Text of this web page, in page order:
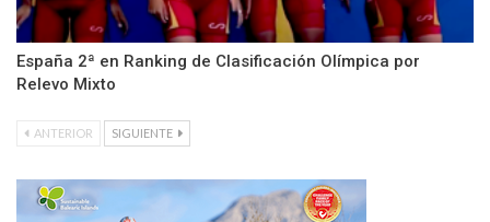
España 2ª en Ranking de Clasificación Olímpica por
Relevo Mixto
ANTERIOR SIGUIENTE